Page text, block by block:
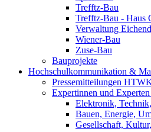
Trefftz-Bau
Trefftz-Bau - Haus
Verwaltung
Wiener-Bau
Zuse-Bau
Bauprojekte
Hochschulkommunikation &
Pressemitteilungen
Expertinnen und
Elektronik,
Bauen, Energie,
Gesellschaft,